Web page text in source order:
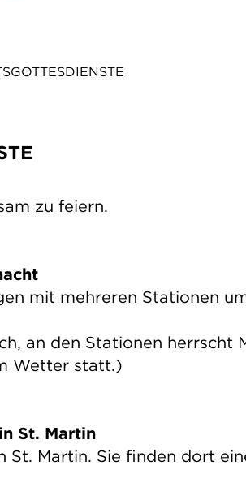
zu feiern.
mit mehreren Stationen
an den Stationen herrscht
Wetter statt.)
St. Martin
St. Martin. Sie finden dort